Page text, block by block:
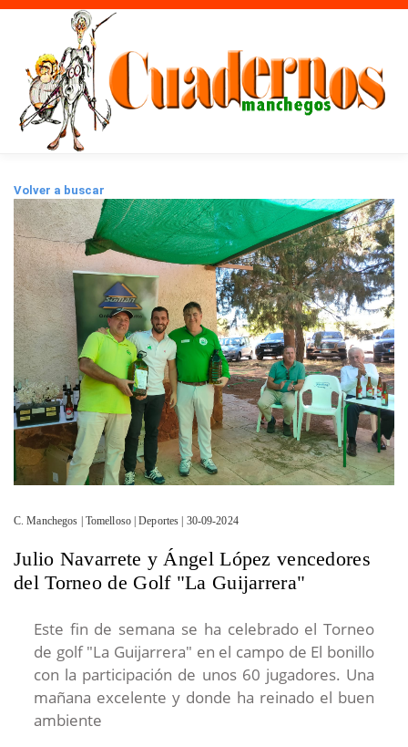
Volver a buscar
C. Manchegos | Tomelloso | Deportes | 30-09-2024
Julio Navarrete y Ángel López vencedores
del Torneo de Golf "La Guijarrera"
Este fin de semana se ha celebrado el Torneo
de golf "La Guijarrera" en el campo de El bonillo
con la participación de unos 60 jugadores. Una
mañana excelente y donde ha reinado el buen
ambiente